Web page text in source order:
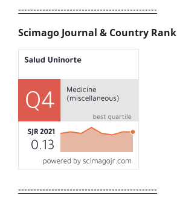
----------------------------------------------
Scimago Journal & Country Rank
----------------------------------------------